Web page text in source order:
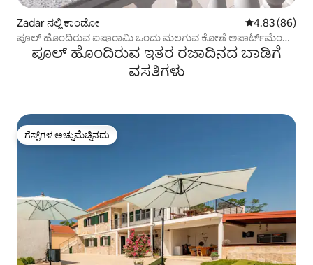
Zadar ನಲ್ಲಿ ಕಾಂಡೋ 5 ರಲ್ಲಿ 4.83
4.83 (86)
ಪೂಲ್ ಹೊಂದಿರುವ ಐಷಾರಾಮಿ ಒಂದು ಮಲಗುವ ಕೋಣೆ ಅಪಾರ್ಟ್‌ಮೆಂಟ್
ನ್ಯಾಚುರಾ
ಪೂಲ್‌ ಹೊಂದಿರುವ ಇತರ ರಜಾದಿನದ ಬಾಡಿಗೆ
ವಸತಿಗಳು
ಗೆಸ್ಟ್‌ಗಳ ಅಚ್ಚುಮೆಚ್ಚಿನದು
ಗೆಸ್ಟ್‌ಗಳ ಅಚ್ಚುಮೆಚ್ಚಿನದು